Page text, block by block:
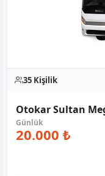
35 Kişilik
Otokar Sultan
20.000 ₺